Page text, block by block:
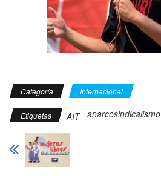
Categoría Internacional
Etiquetas AIT anarcosindicalismo